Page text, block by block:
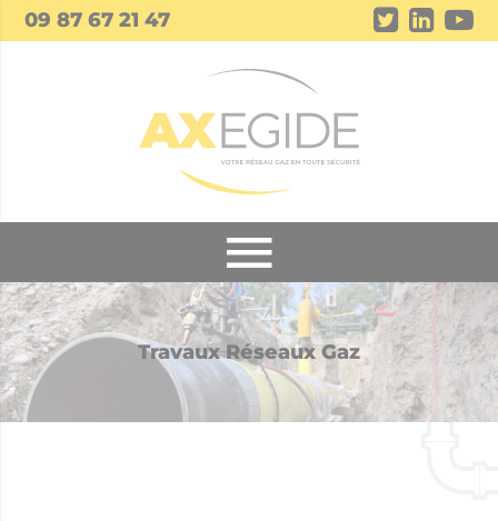
09 87 67 21 47
Travaux Réseaux Gaz